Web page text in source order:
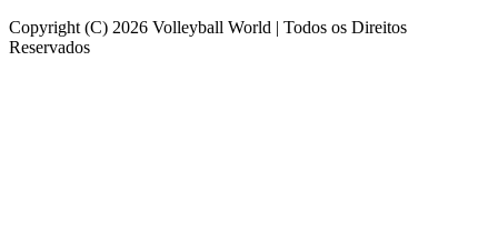
Copyright (C) 2026 Volleyball World | Todos os Direitos
Reservados